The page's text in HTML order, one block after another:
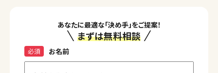
あなたに最適な「決め手」をご提案！
まずは無料相談
お名前
必須